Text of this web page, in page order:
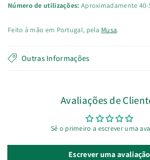
Número de utilizações: Aproximadamente 40-
Feito à mão em Portugal, pela Musa.
Outras Informações
Avaliações de
Sê o primeiro a escrever uma
Escrever uma avaliação